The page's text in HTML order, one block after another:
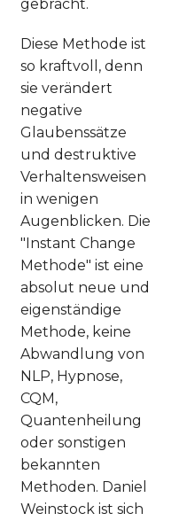
gebracht.
Diese Methode ist
so kraftvoll, denn
sie verändert
negative
Glaubenssätze
und destruktive
Verhaltensweisen
in wenigen
Augenblicken. Die
"Instant Change
Methode" ist eine
absolut neue und
eigenständige
Methode, keine
Abwandlung von
NLP, Hypnose,
CQM,
Quantenheilung
oder sonstigen
bekannten
Methoden. Daniel
Weinstock ist sich